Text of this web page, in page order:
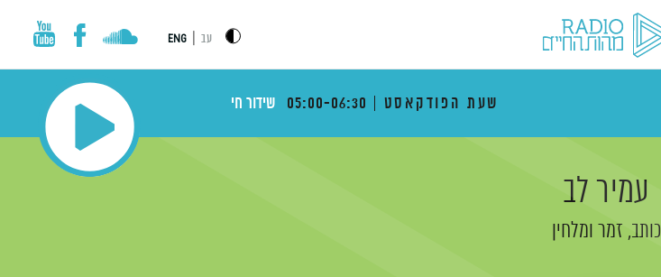
עב ENG
שעת הפודקאסט 05:00-06:30 שידור חי
עמיר לב
כותב, זמר ומלחין